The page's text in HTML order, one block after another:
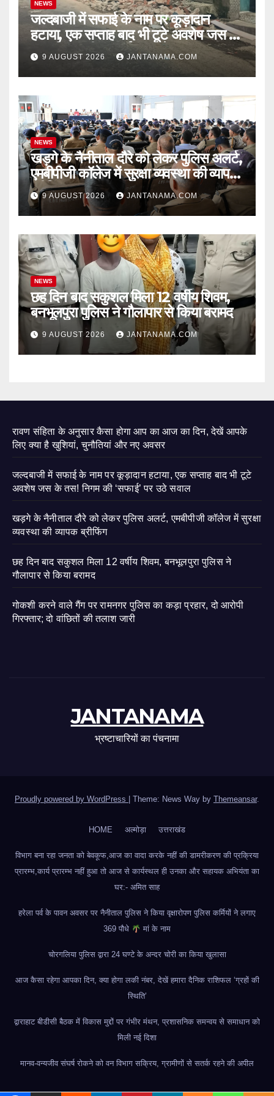
NEWS
जल्दबाजी में सफाई के नाम पर कूड़ादान
हटाया, एक सप्ताह बाद भी टूटे अवशेष जस के
तस! निगम की ‘सफाई’ पर उठे सवाल
9 AUGUST 2026 JANTANAMA.COM
NEWS
खड़गे के नैनीताल दौरे को लेकर पुलिस अलर्ट,
एमबीपीजी कॉलेज में सुरक्षा व्यवस्था की व्यापक
ब्रीफिंग
9 AUGUST 2026 JANTANAMA.COM
NEWS
छह दिन बाद सकुशल मिला 12 वर्षीय शिवम,
बनभूलपुरा पुलिस ने गौलापार से किया बरामद
9 AUGUST 2026 JANTANAMA.COM
रावण संहिता के अनुसार कैसा होगा आप का आज का दिन, देखें आपके
लिए क्या है खुशियां, चुनौतियां और नए अवसर
जल्दबाजी में सफाई के नाम पर कूड़ादान हटाया, एक सप्ताह बाद भी टूटे
अवशेष जस के तस! निगम की ‘सफाई’ पर उठे सवाल
खड़गे के नैनीताल दौरे को लेकर पुलिस अलर्ट, एमबीपीजी कॉलेज में सुरक्षा
व्यवस्था की व्यापक ब्रीफिंग
छह दिन बाद सकुशल मिला 12 वर्षीय शिवम, बनभूलपुरा पुलिस ने
गौलापार से किया बरामद
गोकशी करने वाले गैंग पर रामनगर पुलिस का कड़ा प्रहार, दो आरोपी
गिरफ्तार; दो वांछितों की तलाश जारी
JANTANAMA
भ्रष्टाचारियों का पंचनामा
Proudly powered by WordPress Theme: News Way by Themeansar.
HOME अल्मोड़ा उत्तराखंड
विभाग बना रहा जनता को बेवकूफ,आज का वादा करके नहीं की डामरीकरण की प्रक्रिया
प्रारम्भ,कार्य प्रारम्भ नहीं हुआ तो आज से कार्यस्थल ही उनका और सहायक अभियंता का
घर:- अमित साह
हरेला पर्व के पावन अवसर पर नैनीताल पुलिस ने किया वृक्षारोपण पुलिस कर्मियों ने लगाए
369 पौधे
मां के नाम
चोरगलिया पुलिस द्वारा 24 घण्टे के अन्दर चोरी का किया खुलासा
आज कैसा रहेगा आपका दिन, क्या होगा लकी नंबर, देखें हमारा दैनिक राशिफल ‘ग्रहों की
स्थिति’
द्वाराहाट बीडीसी बैठक में विकास मुद्दों पर गंभीर मंथन, प्रशासनिक समन्वय से समाधान को
मिली नई दिशा
मानव-वन्यजीव संघर्ष रोकने को वन विभाग सक्रिय, ग्रामीणों से सतर्क रहने की अपील